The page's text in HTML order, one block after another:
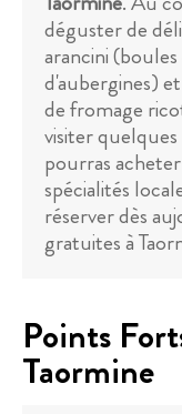
déguster de
arancini
d'aubergines)
de fromage
visiter
pourras
spécialités
réserver dès
gratuites à
Points
Taormine